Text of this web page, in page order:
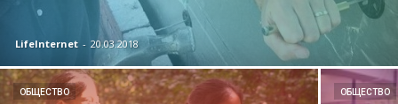
LifeInternet - 20.03.2018
ОБЩЕСТВО ОБЩЕСТВО